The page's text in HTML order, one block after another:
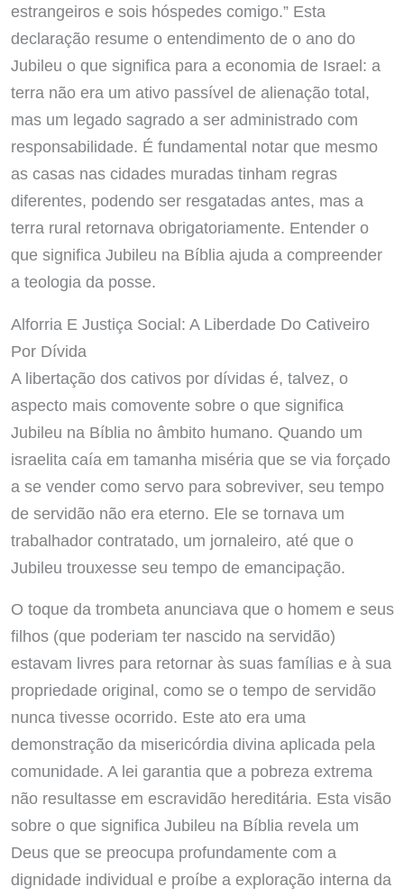
estrangeiros e sois hóspedes comigo.” Esta
declaração resume o entendimento de o ano do
Jubileu o que significa para a economia de Israel: a
terra não era um ativo passível de alienação total,
mas um legado sagrado a ser administrado com
responsabilidade. É fundamental notar que mesmo
as casas nas cidades muradas tinham regras
diferentes, podendo ser resgatadas antes, mas a
terra rural retornava obrigatoriamente. Entender o
que significa Jubileu na Bíblia ajuda a compreender
a teologia da posse.
Alforria E Justiça Social: A Liberdade Do Cativeiro
Por Dívida
A libertação dos cativos por dívidas é, talvez, o
aspecto mais comovente sobre o que significa
Jubileu na Bíblia no âmbito humano. Quando um
israelita caía em tamanha miséria que se via forçado
a se vender como servo para sobreviver, seu tempo
de servidão não era eterno. Ele se tornava um
trabalhador contratado, um jornaleiro, até que o
Jubileu trouxesse seu tempo de emancipação.
O toque da trombeta anunciava que o homem e seus
filhos (que poderiam ter nascido na servidão)
estavam livres para retornar às suas famílias e à sua
propriedade original, como se o tempo de servidão
nunca tivesse ocorrido. Este ato era uma
demonstração da misericórdia divina aplicada pela
comunidade. A lei garantia que a pobreza extrema
não resultasse em escravidão hereditária. Esta visão
sobre o que significa Jubileu na Bíblia revela um
Deus que se preocupa profundamente com a
dignidade individual e proíbe a exploração interna da